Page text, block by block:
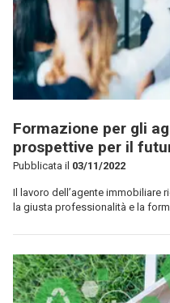
Formazione per gli
prospettive per il
Pubblicata il 03/11/2022
Il lavoro dell’agente immobiliare
la giusta professionalità e la